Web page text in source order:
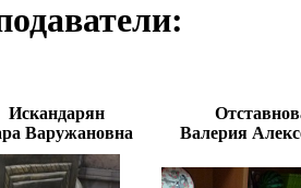
Искандарян
Варужановна
Валерия